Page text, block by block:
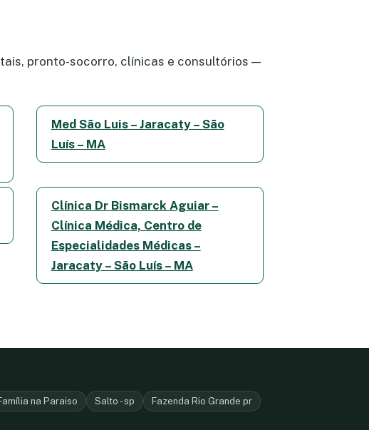
pronto-socorro, clínicas e consultórios —
Med São Luis – Jaracaty – São
Luís – MA
Clínica Dr Bismarck Aguiar –
Clínica Médica, Centro de
Especialidades Médicas –
Jaracaty – São Luís – MA
na Paraiso Salto - sp
Fazenda Rio Grande pr